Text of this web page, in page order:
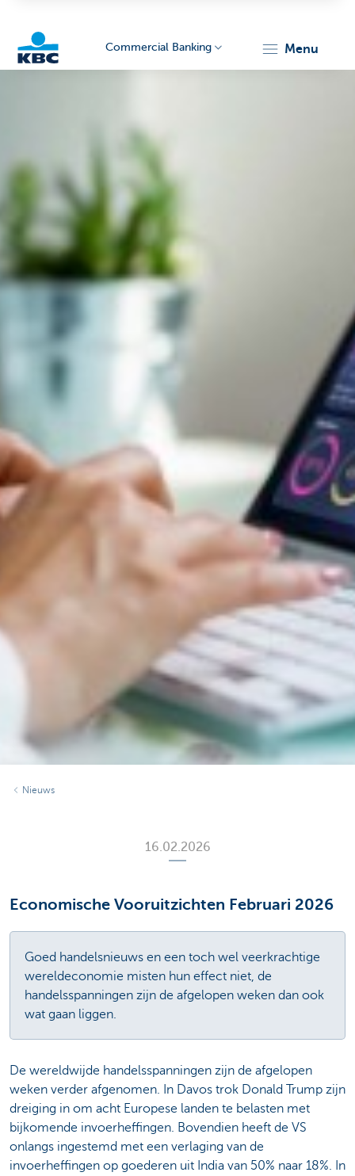
Commercial Banking menu
Nieuws
16.02.2026
Economische Vooruitzichten Februari 2026
Goed handelsnieuws en een toch wel veerkrachtige
wereldeconomie misten hun effect niet, de
handelsspanningen zijn de afgelopen weken dan ook
wat gaan liggen.
De wereldwijde handelsspanningen zijn de afgelopen
weken verder afgenomen. In Davos trok Donald Trump zijn
dreiging in om acht Europese landen te belasten met
bijkomende invoerheffingen. Bovendien heeft de VS
onlangs ingestemd met een verlaging van de
invoerheffingen op goederen uit India van 50% naar 18%. In